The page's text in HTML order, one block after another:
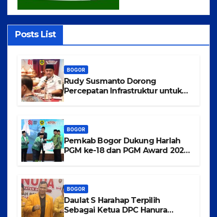
Posts List
BOGOR
Rudy Susmanto Dorong
Percepatan Infrastruktur untuk
BOGOR
Pemkab Bogor Dukung Harlah
PGM ke-18 dan PGM Award 2026,
BOGOR
Daulat S Harahap Terpilih
Sebagai Ketua DPC Hanura